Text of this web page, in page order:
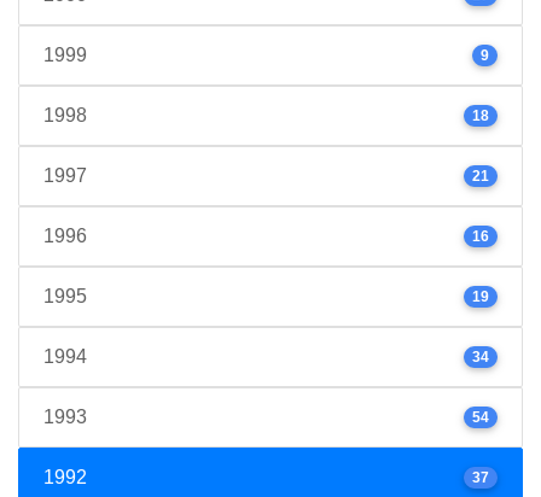
1999 9
1998 18
1997 21
1996 16
1995 19
1994 34
1993 54
1992 37